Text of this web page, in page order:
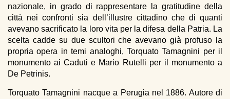
nazionale, in grado di rappresentare la gratitudine della
città nei confronti sia dell’illustre cittadino che di quanti
avevano sacrificato la loro vita per la difesa della Patria. La
scelta cadde su due scultori che avevano già profuso la
propria opera in temi analoghi, Torquato Tamagnini per il
monumento ai Caduti e Mario Rutelli per il monumento a
De Petrinis.
Torquato Tamagnini nacque a Perugia nel 1886. Autore di